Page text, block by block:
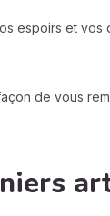
espoirs et
de vous